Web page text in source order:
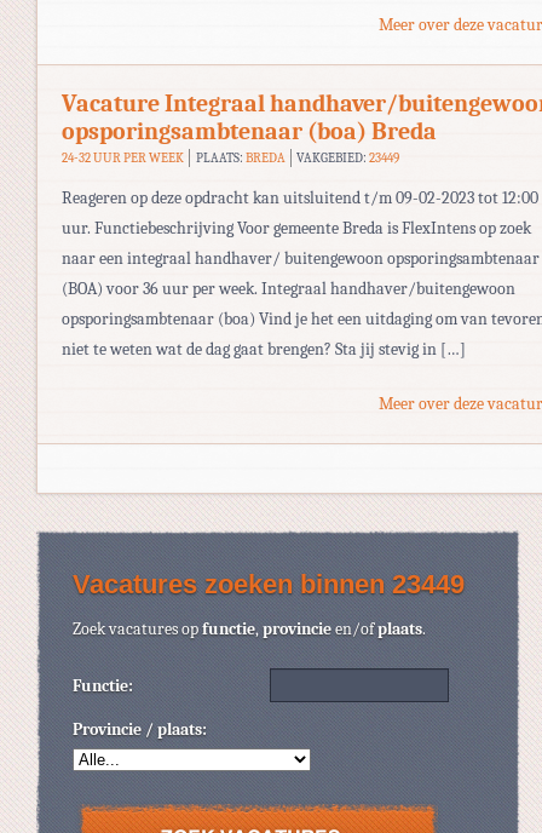
Meer over deze
Vacature Integraal handhaver/
opsporingsambtenaar (boa) Breda
24-32 UUR PER WEEK PLAATS: BREDA VAKGEBIED:23449
Reageren op deze opdracht kan uitsluitend t/m 09-02-2023 tot 12:00
uur. Functiebeschrijving Voor gemeente Breda is FlexIntens op zoek
naar een integraal handhaver/ buitengewoon opsporingsambtenaar
(BOA) voor 36 uur per week. Integraal handhaver/buitengewoon
opsporingsambtenaar (boa) Vind je het een uitdaging om van
niet te weten wat de dag gaat brengen? Sta jij stevig in […]
Meer over deze
Vacatures zoeken binnen 23449
Zoek vacatures opfunctie,provincieen/ofplaats.
Functie:
Provincie / plaats: